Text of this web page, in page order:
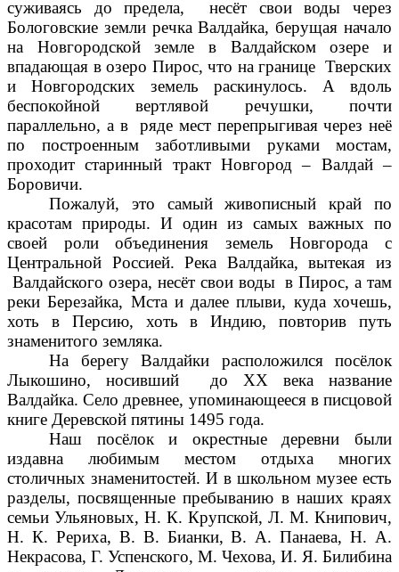
суживаясь до предела, несёт свои воды через
Бологовские земли речка Валдайка, берущая начало
на Новгородской земле в Валдайском озере и
впадающая в озеро Пирос, что на границе Тверских
и Новгородских земель раскинулось. А вдоль
беспокойной вертлявой речушки, почти
параллельно, а в ряде мест перепрыгивая через неё
по построенным заботливыми руками мостам,
проходит старинный тракт Новгород – Валдай –
Боровичи.
Пожалуй, это самый живописный край по
красотам природы. И один из самых важных по
своей роли объединения земель Новгорода с
Центральной Россией. Река Валдайка, вытекая из
Валдайского озера, несёт свои воды в Пирос, а там
реки Березайка, Мста и далее плыви, куда хочешь,
хоть в Персию, хоть в Индию, повторив путь
знаменитого земляка.
На берегу Валдайки расположился посёлок
Лыкошино, носивший до XX века название
Валдайка. Село древнее, упоминающееся в писцовой
книге Деревской пятины 1495 года.
Наш посёлок и окрестные деревни были
издавна любимым местом отдыха многих
столичных знаменитостей. И в школьном музее есть
разделы, посвященные пребыванию в наших краях
семьи Ульяновых, Н. К. Крупской, Л. М. Книпович,
Н. К. Рериха, В. В. Бианки, В. А. Панаева, Н. А.
Некрасова, Г. Успенского, М. Чехова, И. Я. Билибина